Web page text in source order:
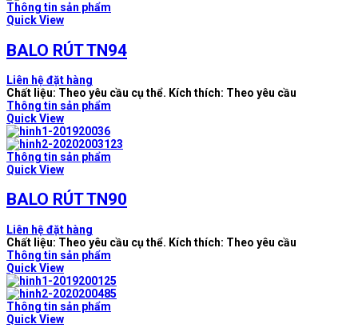
Thông tin sản phẩm
Quick View
BALO RÚT TN94
Liên hệ đặt hàng
Chất liệu: Theo yêu cầu cụ thể. Kích thích: Theo yêu cầu
Thông tin sản phẩm
Quick View
Thông tin sản phẩm
Quick View
BALO RÚT TN90
Liên hệ đặt hàng
Chất liệu: Theo yêu cầu cụ thể. Kích thích: Theo yêu cầu
Thông tin sản phẩm
Quick View
Thông tin sản phẩm
Quick View